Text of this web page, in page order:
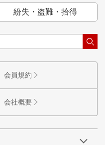
紛失・盗難・拾得
会員規約
会社概要